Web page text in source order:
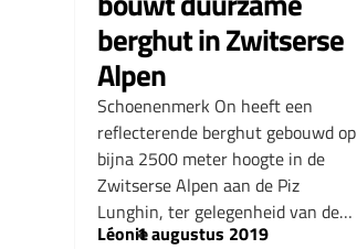
berghut in Zwitserse
Alpen
Schoenenmerk On heeft een
reflecterende berghut gebouwd op
bijna 2500 meter hoogte in de
Zwitserse Alpen aan de Piz
Lunghin, ter gelegenheid van de…
Léonie
–
1 augustus 2019